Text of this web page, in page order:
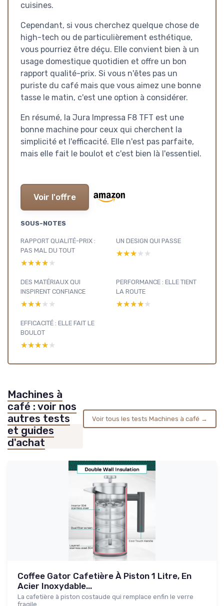
cuisines.
Cependant, si vous cherchez quelque chose de
high-tech ou de particulièrement esthétique,
vous pourriez être déçu. Elle convient bien à un
usage domestique quotidien et offre un bon
rapport qualité-prix. Si vous n'êtes pas un
puriste du café mais que vous aimez une bonne
tasse le matin, c'est une option à considérer.
En résumé, la Jura Impressa F8 TFT est une
bonne machine pour ceux qui cherchent la
simplicité et l'efficacité. Elle n'est pas parfaite,
mais elle fait le boulot et c'est bien là l'essentiel.
Voir l'offre
SOUS-NOTES
RAPPORT QUALITÉ-PRIX :
PAS MAL DU TOUT
★★★★★
★★★★★
UN DESIGN QUI PASSE
★★★★★
★★★★★
DES MATÉRIAUX QUI
INSPIRENT CONFIANCE
★★★★★
★★★★★
PERFORMANCE : ELLE TIENT
LA ROUTE
★★★★★
★★★★★
EFFICACITÉ : ELLE FAIT LE
BOULOT
★★★★★
★★★★★
Machines à
café : voir nos
autres tests
et guides
d'achat
Voir tous les tests Machines à café →
Coffee Gator Cafetière À Piston 1 Litre, En
Acier Inoxydable...
La cafetière à piston costaude qui remplace enfin le verre
fragile